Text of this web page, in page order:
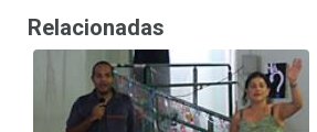
Relacionadas